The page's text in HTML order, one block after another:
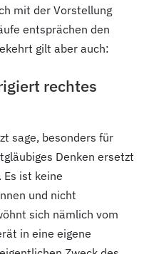
mit der Vorstellung
entsprächen den
gilt aber auch:
rechtes
sage, besonders für
Denken ersetzt
ist keine
und nicht
sich nämlich vom
in eine eigene